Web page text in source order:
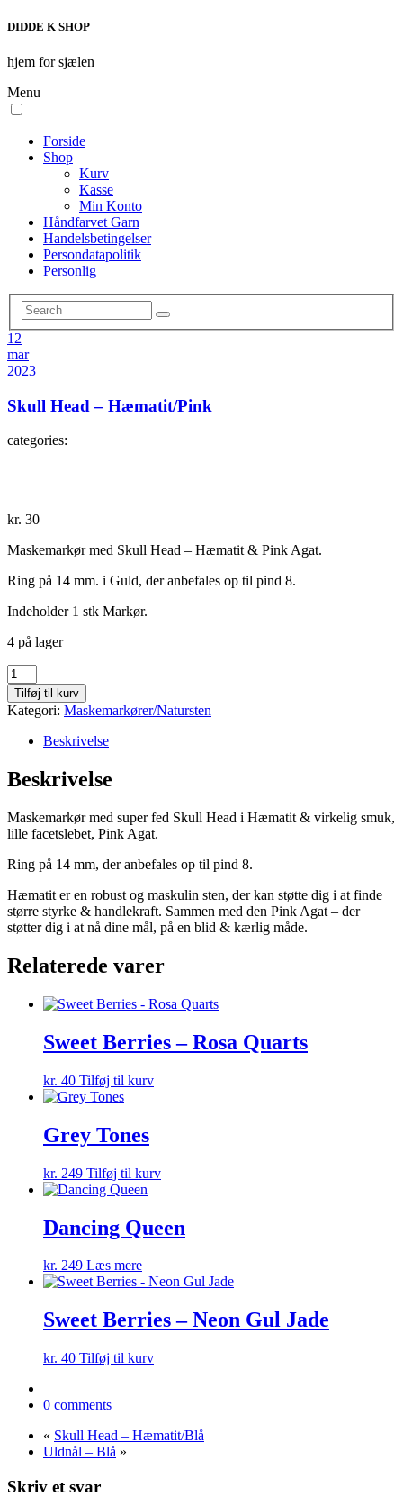
DIDDE K SHOP
hjem for sjælen
Menu
Forside
Shop
Kurv
Kasse
Min Konto
Håndfarvet Garn
Handelsbetingelser
Persondatapolitik
Personlig
12
mar
2023
Skull Head – Hæmatit/Pink
categories:
kr. 30
Maskemarkør med Skull Head – Hæmatit & Pink Agat.
Ring på 14 mm. i Guld, der anbefales op til pind 8.
Indeholder 1 stk Markør.
4 på lager
Skull
Head
-
Hæmatit/Pink
antal
Tilføj til kurv
Kategori: Maskemarkører/Natursten
Beskrivelse
Beskrivelse
Maskemarkør med super fed Skull Head i Hæmatit & virkelig smuk,
lille facetslebet, Pink Agat.
Ring på 14 mm, der anbefales op til pind 8.
Hæmatit er en robust og maskulin sten, der kan støtte dig i at finde
større styrke & handlekraft. Sammen med den Pink Agat – der
støtter dig i at nå dine mål, på en blid & kærlig måde.
Relaterede varer
Sweet Berries – Rosa Quarts
kr. 40 Tilføj til kurv
Grey Tones
kr. 249 Tilføj til kurv
Dancing Queen
kr. 249 Læs mere
Sweet Berries – Neon Gul Jade
kr. 40 Tilføj til kurv
0 comments
« Skull Head – Hæmatit/Blå
Uldnål – Blå »
Skriv et svar